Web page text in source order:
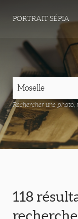
PORTRAIT SÉPIA
Rechercher une
118
recherche